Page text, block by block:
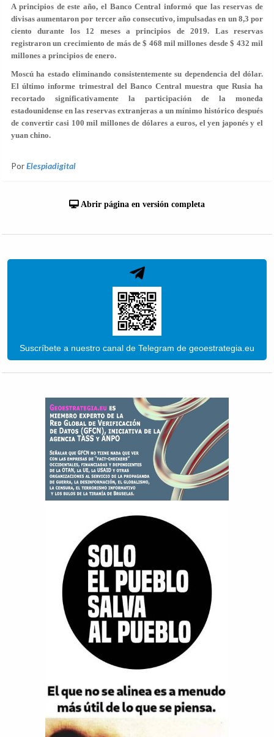
A principios de este año, el Banco Central informó que las reservas de
divisas aumentaron por tercer año consecutivo, impulsadas en un 8,3 por
ciento durante los 12 meses a principios de 2019. Las reservas
registraron un crecimiento de más de $ 468 mil millones desde $ 432 mil
millones a principios de enero.
Moscú ha estado eliminando consistentemente su dependencia del dólar.
El último informe trimestral del Banco Central muestra que Rusia ha
recortado significativamente la participación de la moneda
estadounidense en las reservas extranjeras a un mínimo histórico después
de convertir casi 100 mil millones de dólares a euros, el yen japonés y el
yuan chino.
PorElespiadigital
Abrir página en versión completa
Suscríbete a nuestro canal de Telegram de geoestrategia.eu